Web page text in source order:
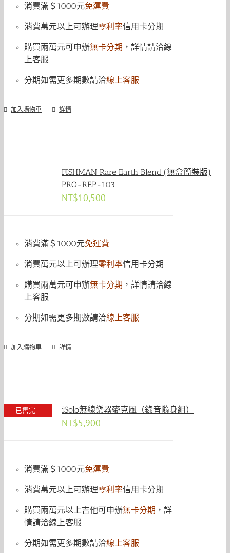
消費滿＄1000元免運費
消費萬元以上可辦理零利率信用卡分期
購買兩萬元可申辦無卡分期 ，詳情請洽線
上客服
分期如需更多期數請洽線上客服
加入購物車 詳情
FISHMAN Rare Earth Blend (無盒簡裝版)
PRO-REP-103
NT$10,500
消費滿＄1000元免運費
消費萬元以上可辦理零利率信用卡分期
購買兩萬元可申辦無卡分期 ，詳情請洽線
上客服
分期如需更多期數請洽線上客服
加入購物車 詳情
已售完 iSolo無線樂器麥克風（錄音隨身組）
NT$5,900
消費滿＄1000元免運費
消費萬元以上可辦理零利率信用卡分期
購買兩萬元以上吉他可申辦無卡分期 ，詳
情請洽線上客服
分期如需更多期數請洽線上客服